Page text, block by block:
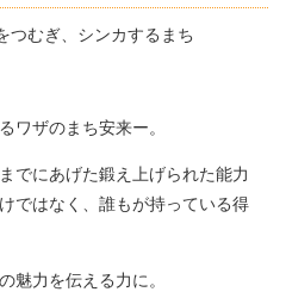
つむぎ、シンカするまち
ワザのまち安来ー。
でにあげた鍛え上げられた能力
ではなく、誰もが持っている得
魅力を伝える力に。